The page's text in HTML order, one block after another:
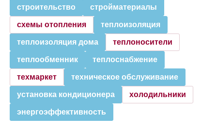
строительство стройматериалы
схемы отопления теплоизоляция
теплоизоляция дома теплоносители
теплообменник теплоснабжение
техмаркет техническое обслуживание
установка кондиционера холодильники
энергоэффективность